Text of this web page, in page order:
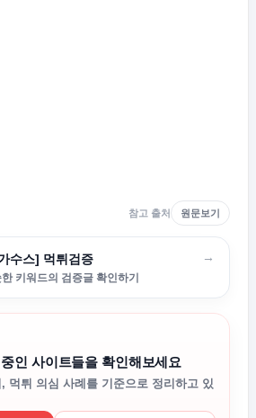
참고 출처 원문보기
수스] 먹튀검증
키워드의 검증글 확인하기
→
인 사이트들을 확인해보세요
먹튀 의심 사례를 기준으로 정리하고 있